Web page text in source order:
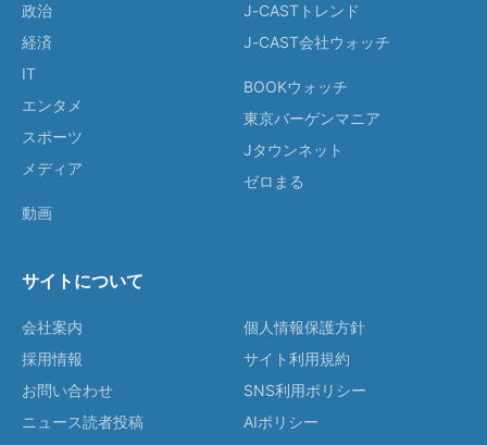
政治
経済
IT
エンタメ
スポーツ
メディア
動画
J-CASTトレンド
J-CAST会社ウォッチ
BOOKウォッチ
東京バーゲンマニア
Jタウンネット
ゼロまる
サイトについて
会社案内
採用情報
お問い合わせ
ニュース読者投稿
個人情報保護方針
サイト利用規約
SNS利用ポリシー
AIポリシー